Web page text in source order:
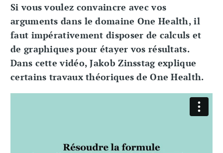
Si vous voulez convaincre avec vos
arguments dans le domaine One Health, il
faut impérativement disposer de calculs et
de graphiques pour étayer vos résultats.
Dans cette vidéo, Jakob Zinsstag explique
certains travaux théoriques de One Health.